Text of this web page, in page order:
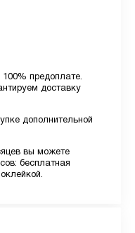
предоплате.
доставку
дополнительной
вы можете
бесплатная